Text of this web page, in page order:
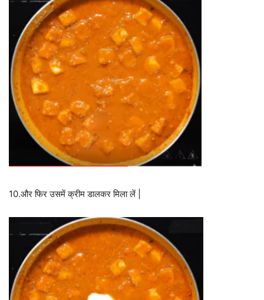
10.और फिर उसमें क्रीम डालकर मिला लें |